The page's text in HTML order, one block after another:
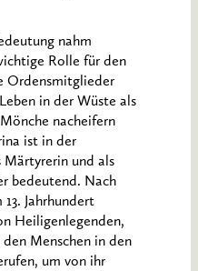
nahm
Rolle für den
Ordensmitglieder
in der Wüste als
nacheifern
ist in der
Märtyrerin und als
bedeutend. Nach
13. Jahrhundert
Heiligenlegenden,
Menschen in den
um von ihr